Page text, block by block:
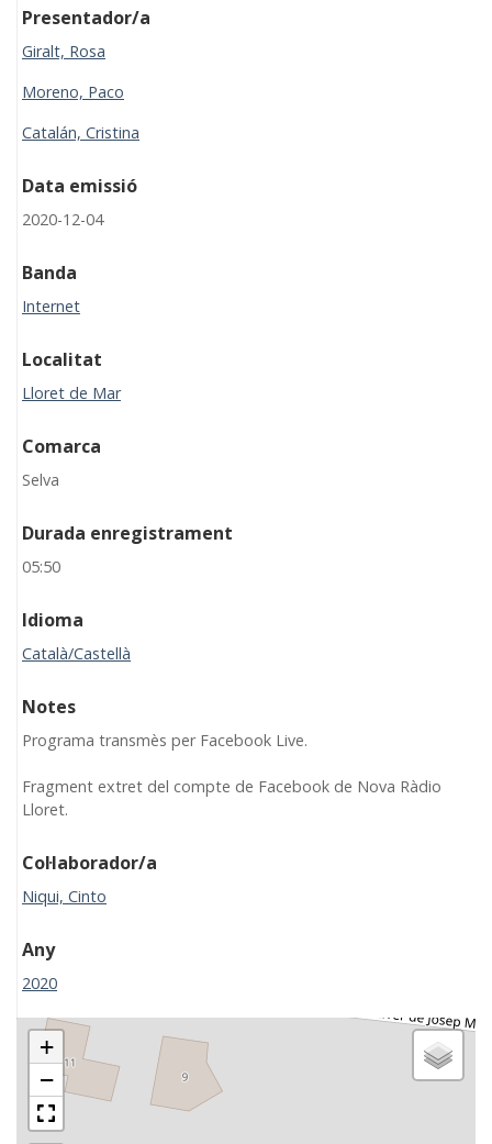
Presentador/a
Giralt, Rosa
Moreno, Paco
Catalán, Cristina
Data emissió
2020-12-04
Banda
Internet
Localitat
Lloret de Mar
Comarca
Selva
Durada enregistrament
05:50
Idioma
Català/Castellà
Notes
Programa transmès per Facebook Live.
Fragment extret del compte de Facebook de Nova Ràdio
Lloret.
Col·laborador/a
Niqui, Cinto
Any
2020
+
−